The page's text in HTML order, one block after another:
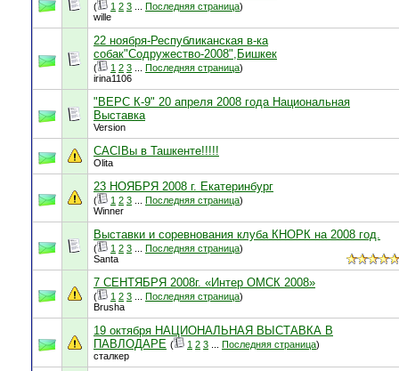
( 1 2 3 Последняя страница)
wille
22 ноября-Республиканская в-ка
собак"Содружество-2008",Бишкек
( 1 2 3 Последняя страница)
irina1106
"ВЕРС К-9" 20 апреля 2008 года Национальная
Выставка
Version
CACIBы в Ташкенте!!!!!
Olita
23 НОЯБРЯ 2008 г. Екатеринбург
( 1 2 3 Последняя страница)
Winner
Выставки и соревнования клуба КНОРК на 2008 год.
( 1 2 3 Последняя страница)
Santa
7 СЕНТЯБРЯ 2008г. «Интер ОМСК 2008»
( 1 2 3 Последняя страница)
Brusha
19 октября НАЦИОНАЛЬНАЯ ВЫСТАВКА В
ПАВЛОДАРЕ ( 1 2 3 Последняя страница)
сталкер